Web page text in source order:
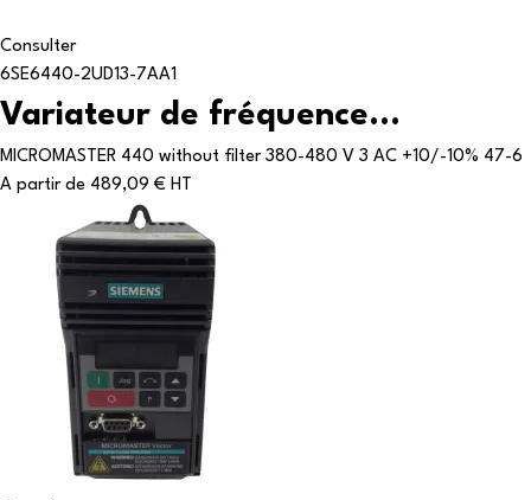
Consulter
6SE6440-2UD13-7AA1
Variateur de fréquence...
MICROMASTER 440 without filter 380-480 V 3 AC +10/-10% 47-6
A partir de 489,09 € HT